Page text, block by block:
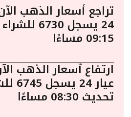
تراجع أسعار الذهب
24 يسجل
09:15 مساءًا
ارتفاع أسعار الذهب
تحديث 08:30 مساءًا